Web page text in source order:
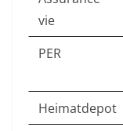
vie
PER
Heimatdepot